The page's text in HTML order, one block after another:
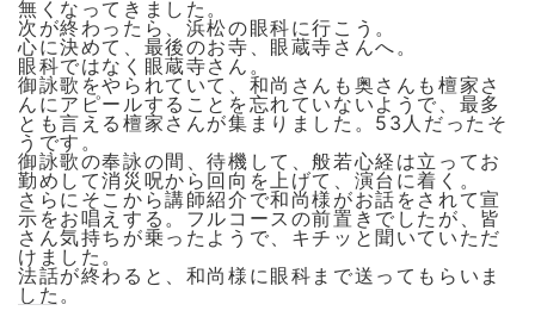
無くなってきました。
次が終わったら、浜松の眼科に行こう。
心に決めて、最後のお寺、眼蔵寺さんへ。
眼科ではなく眼蔵寺さん。
御詠歌をやられていて、和尚さんも奥さんも檀家さ
んにアピールすることを忘れていないようで、最多
とも言える檀家さんが集まりました。53人だったそ
うです。
御詠歌の奉詠の間、待機して、般若心経は立ってお
勤めして消災呪から回向を上げて、演台に着く。
さらにそこから講師紹介で和尚様がお話をされて宣
示をお唱えする。フルコースの前置きでしたが、皆
さん気持ちが乗ったようで、キチッと聞いていただ
けました。
法話が終わると、和尚様に眼科まで送ってもらいま
した。